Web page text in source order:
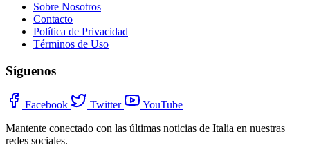
Sobre Nosotros
Contacto
Política de Privacidad
Términos de Uso
Síguenos
Facebook Twitter
YouTube
Mantente conectado con las últimas noticias de Italia en nuestras
redes sociales.